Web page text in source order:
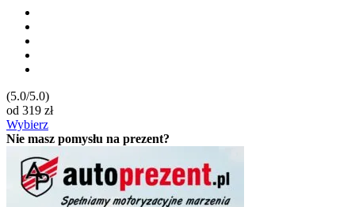
(5.0/5.0)
od 319 zł
Wybierz
Nie masz pomysłu na prezent?